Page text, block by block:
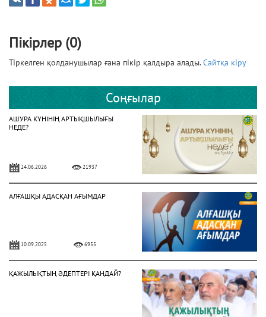
Пікірлер (0)
Тіркелген қолданушылар ғана пікір қалдыра алады.Сайтқа кіру
Соңғылар
АШУРА КҮНІНІҢ АРТЫҚШЫЛЫҒЫ
НЕДЕ?
24.06.2026 21937
АЛҒАШҚЫ АДАСҚАН АҒЫМДАР
10.09.2025 6955
ҚАЖЫЛЫҚТЫҢ ӘДЕПТЕРІ ҚАНДАЙ?